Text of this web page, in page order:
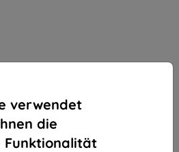
verwendet
die
Funktionalität